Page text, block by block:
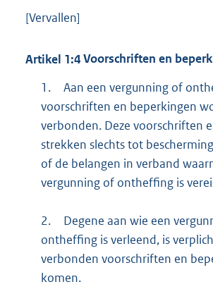
[Vervallen]
Artikel 1:4Voorschriften en
1.
Aan een vergunning of
voorschriften en beperkingen
verbonden. Deze voorschriften
strekken slechts tot
of de belangen in verband
vergunning of ontheffing is
2.
Degene aan wie een
ontheffing is verleend, is
verbonden voorschriften en
komen.